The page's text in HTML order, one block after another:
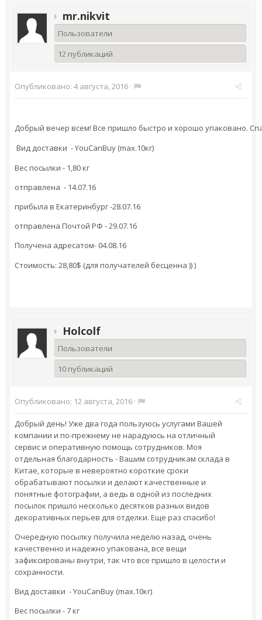
mr.nikvit
Пользователи
12 публикаций
Опубликовано: 4 августа, 2016 ·
Добрый вечер всем! Все пришло быстро и хорошо упаковано.
Вид доставки - YouCanBuy (max.10кг)
Вес посылки - 1,80 кг
отправлена - 14.07.16
прибыла в Екатеринбург -28.07.16
отправлена Почтой РФ - 29.07.16
Получена адресатом- 04.08.16
Стоимость: 28,80$ (для получателей бесценна )) )
Holcolf
Пользователи
10 публикаций
Опубликовано: 12 августа, 2016 ·
Добрый день! Уже два года пользуюсь услугами Вашей
компании и по-прежнему не нарадуюсь на отличный
сервис и оперативную помощь сотрудников. Моя
отдельная благодарность - Вашим сотрудникам склада в
Китае, которые в невероятно короткие сроки
обрабатывают посылки и делают качественные и
понятные фотографии, а ведь в одной из последних
посылок пришло несколько десятков разных видов
декоративных перьев для отделки. Еще раз спасибо!
Очередную посылку получила неделю назад, очень
качественно и надежно упакована, все вещи
зафиксированы внутри, так что все пришло в целости и
сохранности.
Вид доставки - YouCanBuy (max.10кг)
Вес посылки - 7 кг